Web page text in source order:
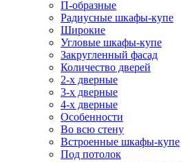
П-образные
Радиусные шкафы-купе
Широкие
Угловые шкафы-купе
Закругленный фасад
Количество дверей
2-х дверные
3-х дверные
4-х дверные
Особенности
Во всю стену
Встроенные шкафы-купе
Под потолок